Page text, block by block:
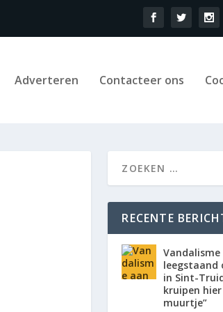
Adverteren Contacteer ons
RECENTE
Vandalisme
leegstaand
in Sint-
kruipen
muurtje”